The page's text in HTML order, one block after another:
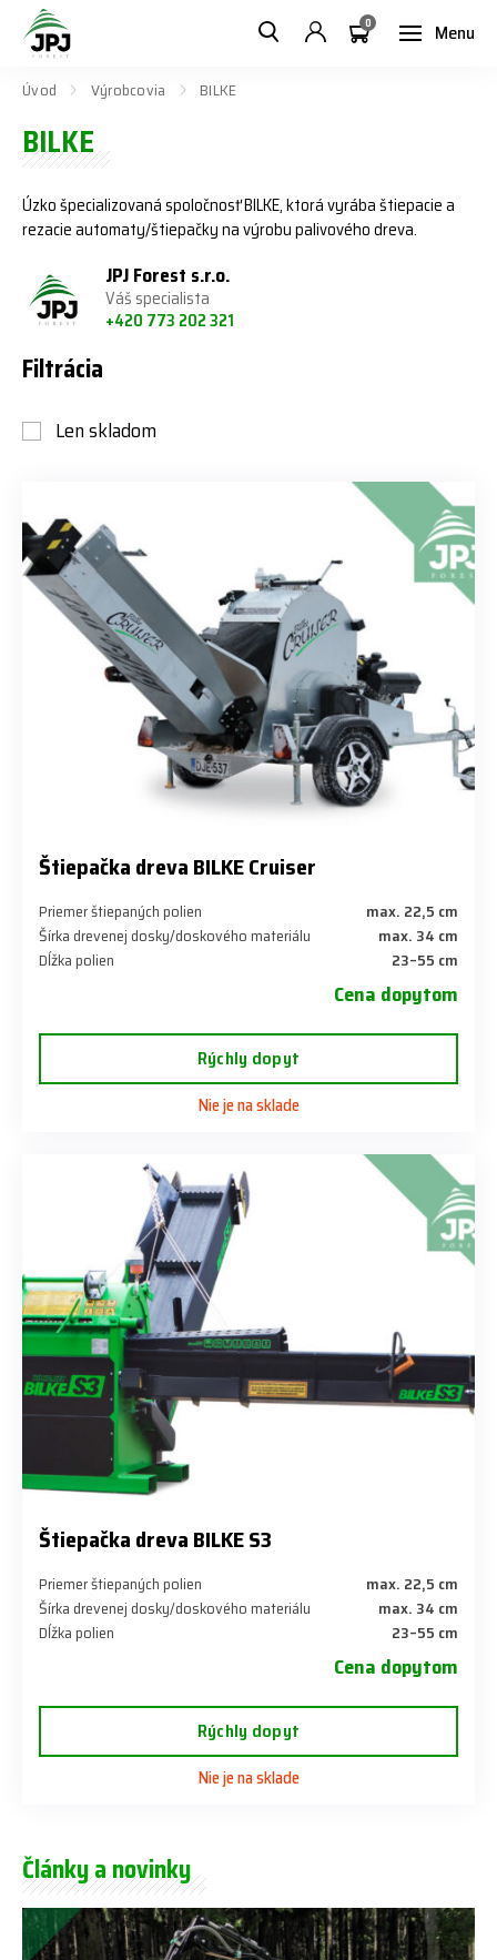
Menu
0
Úvod Výrobcovia BILKE
BILKE
Úzko špecializovaná spoločnosť BILKE, ktorá vyrába štiepacie a
rezacie automaty/štiepačky na výrobu palivového dreva.
JPJ Forest s.r.o.
Váš specialista
+420 773 202 321
Filtrácia
Len skladom
Štiepačka dreva BILKE Cruiser
Priemer štiepaných polien
max. 22,5 cm
Šírka drevenej dosky/doskového materiálu
max. 34 cm
Dĺžka polien
23–55 cm
Cena dopytom
Rýchly dopyt
Nie je na sklade
Štiepačka dreva BILKE S3
Priemer štiepaných polien
max. 22,5 cm
Šírka drevenej dosky/doskového materiálu
max. 34 cm
Dĺžka polien
23–55 cm
Cena dopytom
Rýchly dopyt
Nie je na sklade
Články a novinky